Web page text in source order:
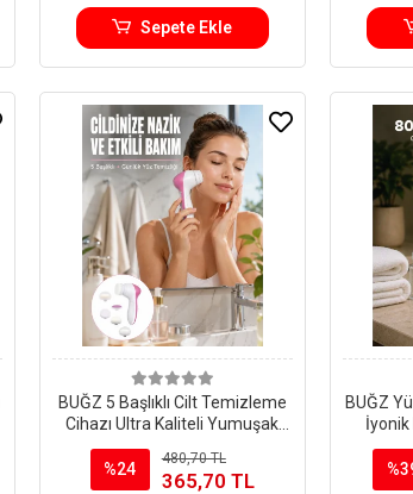
Sepete Ekle
BUĞZ 5 Başlıklı Cilt Temizleme
Cihazı Ultra Kaliteli Yumuşak
Kırşıklık Karşıtı Yeni Nesil
%24
480,70 TL
365,70 TL
BUĞZ
İyonik